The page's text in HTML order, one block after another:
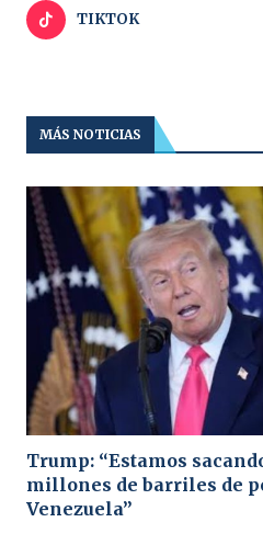
TIKTOK
MÁS NOTICIAS
Trump: “Estamos
millones de barriles de
Venezuela”